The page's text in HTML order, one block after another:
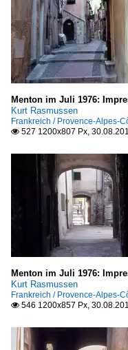
Menton im Juli 1976:
Kurt Rasmussen
Frankreich / Provence-Alpes-
 527 1200x807 Px,
Menton im Juli 1976:
Kurt Rasmussen
Frankreich / Provence-Alpes-
 546 1200x857 Px,